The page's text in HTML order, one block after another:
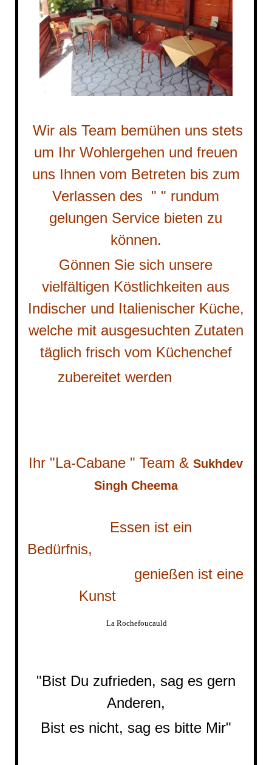
Wir als Team bemühen uns stets
um Ihr Wohlergehen und freuen
uns Ihnen vom Betreten bis zum
Verlassen des " " rundum
gelungen Service bieten zu
können.
Gönnen Sie sich unsere
vielfältigen Köstlichkeiten aus
Indischer und Italienischer Küche,
welche mit ausgesuchten Zutaten
täglich frisch vom Küchenchef
zubereitet werden
Ihr "La-Cabane " Team &Sukhdev
Singh Cheema
Essen ist ein
Bedürfnis,
genießen ist eine
Kunst
La Rochefoucauld
"Bist Du zufrieden, sag es gern
Anderen,
Bist es nicht, sag es bitte Mir"